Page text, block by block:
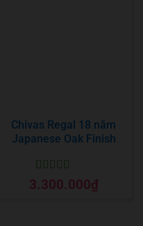
Chivas Regal 18 năm
Japanese Oak Finish
Được xếp
hạng55 sao
3.300.000₫